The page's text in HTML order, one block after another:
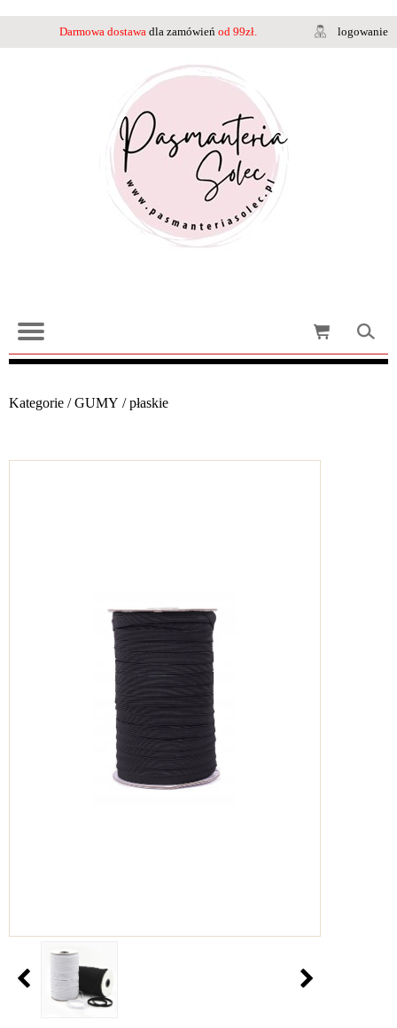
Darmowa dostawa dla zamówień od 99zł. logowanie
Kategorie /GUMY /płaskie